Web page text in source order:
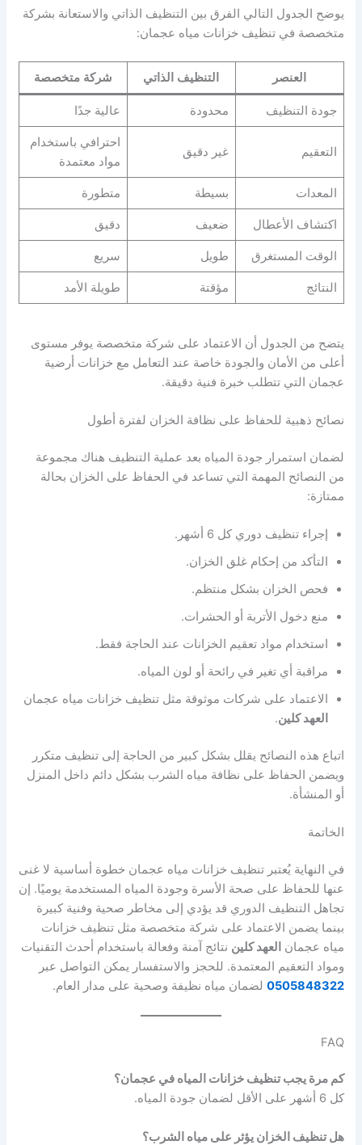
يوضح الجدول التالي الفرق بين التنظيف الذاتي والاستعانة بشركة
متخصصة في تنظيف خزانات مياه عجمان:
العنصر التنظيف الذاتي شركة متخصصة
جودة التنظيف محدودة عالية جدًا
التعقيم غير دقيق
احترافي باستخدام
مواد معتمدة
المعدات بسيطة متطورة
اكتشاف الأعطال ضعيف دقيق
الوقت المستغرق طويل سريع
النتائج مؤقتة طويلة الأمد
يتضح من الجدول أن الاعتماد على شركة متخصصة يوفر مستوى
أعلى من الأمان والجودة خاصة عند التعامل مع خزانات أرضية
عجمان التي تتطلب خبرة فنية دقيقة.
نصائح ذهبية للحفاظ على نظافة الخزان لفترة أطول
لضمان استمرار جودة المياه بعد عملية التنظيف هناك مجموعة
من النصائح المهمة التي تساعد في الحفاظ على الخزان بحالة
ممتازة:
إجراء تنظيف دوري كل 6 أشهر.
التأكد من إحكام غلق الخزان.
فحص الخزان بشكل منتظم.
منع دخول الأتربة أو الحشرات.
استخدام مواد تعقيم الخزانات عند الحاجة فقط.
مراقبة أي تغير في رائحة أو لون المياه.
الاعتماد على شركات موثوقة مثل تنظيف خزانات مياه عجمان
العهد كلين.
اتباع هذه النصائح يقلل بشكل كبير من الحاجة إلى تنظيف متكرر
ويضمن الحفاظ على نظافة مياه الشرب بشكل دائم داخل المنزل
أو المنشأة.
الخاتمة
في النهاية يُعتبر تنظيف خزانات مياه عجمان خطوة أساسية لا غنى
عنها للحفاظ على صحة الأسرة وجودة المياه المستخدمة يوميًا. إن
تجاهل التنظيف الدوري قد يؤدي إلى مخاطر صحية وفنية كبيرة
بينما يضمن الاعتماد على شركة متخصصة مثل تنظيف خزانات
مياه عجمان العهد كلين نتائج آمنة وفعالة باستخدام أحدث التقنيات
ومواد التعقيم المعتمدة. للحجز والاستفسار يمكن التواصل عبر
0505848322 لضمان مياه نظيفة وصحية على مدار العام.
FAQ
كم مرة يجب تنظيف خزانات المياه في عجمان؟
كل 6 أشهر على الأقل لضمان جودة المياه.
هل تنظيف الخزان يؤثر على مياه الشرب؟